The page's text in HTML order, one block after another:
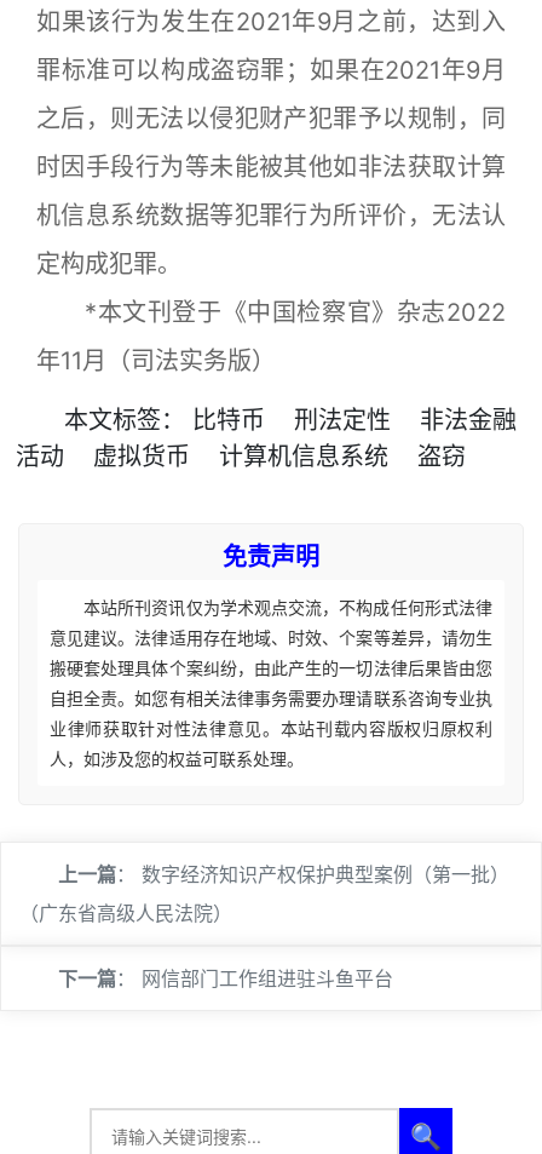
如果该行为发生在2021年9月之前，达到入
罪标准可以构成盗窃罪；如果在2021年9月
之后，则无法以侵犯财产犯罪予以规制，同
时因手段行为等未能被其他如非法获取计算
机信息系统数据等犯罪行为所评价，无法认
定构成犯罪。
*本文刊登于《中国检察官》杂志2022
年11月（司法实务版）
本文标签： 比特币 刑法定性
非法金融
活动
虚拟货币 计算机信息系统 盗窃
免责声明
本站所刊资讯仅为学术观点交流，不构成任何形式法律
意见建议。法律适用存在地域、时效、个案等差异，请勿生
搬硬套处理具体个案纠纷，由此产生的一切法律后果皆由您
自担全责。如您有相关法律事务需要办理请联系咨询专业执
业律师获取针对性法律意见。本站刊载内容版权归原权利
人，如涉及您的权益可联系处理。
上一篇： 数字经济知识产权保护典型案例（第一批）
（广东省高级人民法院）
下一篇： 网信部门工作组进驻斗鱼平台
🔍